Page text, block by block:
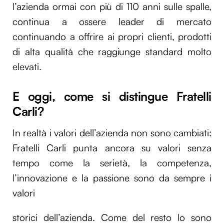
l’azienda ormai con più di 110 anni sulle spalle,
continua a ossere leader di mercato
continuando a offrire ai propri clienti, prodotti
di alta qualità che raggiunge standard molto
elevati.
E oggi, come si distingue Fratelli
Carli?
In realtà i valori dell’azienda non sono cambiati:
Fratelli Carli punta ancora su valori senza
tempo come la serietà, la competenza,
l’innovazione e la passione sono da sempre i
valori
storici dell’azienda. Come del resto lo sono